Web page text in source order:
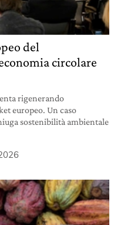
del
circolare
rigenerando
europeo. Un caso
sostenibilità ambientale